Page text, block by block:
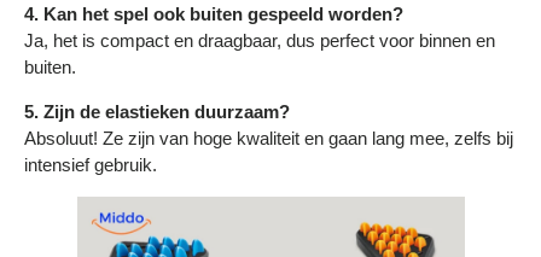
4. Kan het spel ook buiten gespeeld worden?
Ja, het is compact en draagbaar, dus perfect voor binnen en
buiten.
5. Zijn de elastieken duurzaam?
Absoluut! Ze zijn van hoge kwaliteit en gaan lang mee, zelfs bij
intensief gebruik.